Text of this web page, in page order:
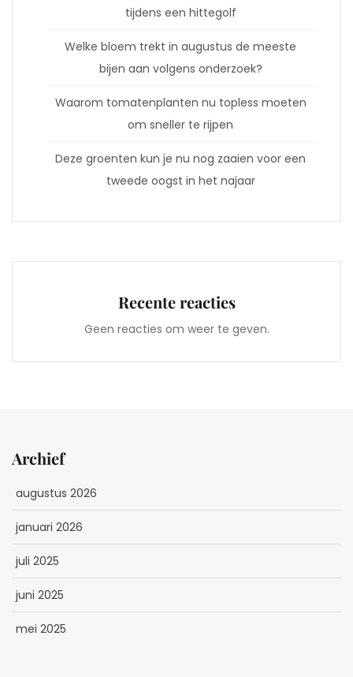
tijdens een hittegolf
Welke bloem trekt in augustus de meeste
bijen aan volgens onderzoek?
Waarom tomatenplanten nu topless moeten
om sneller te rijpen
Deze groenten kun je nu nog zaaien voor een
tweede oogst in het najaar
Recente reacties
Geen reacties om weer te geven.
Archief
augustus 2026
januari 2026
juli 2025
juni 2025
mei 2025